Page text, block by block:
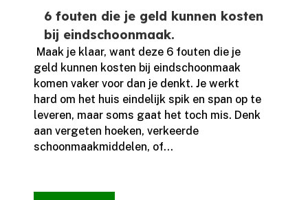
6 fouten die je geld kunnen kosten
bij eindschoonmaak.
​ Maak je klaar, want deze 6 fouten die je
geld kunnen kosten bij eindschoonmaak
komen vaker voor dan je denkt.​ Je werkt
hard om het huis eindelijk spik en span op te
leveren, maar soms gaat het toch mis.​ Denk
aan vergeten hoeken, verkeerde
schoonmaakmiddelen, of...